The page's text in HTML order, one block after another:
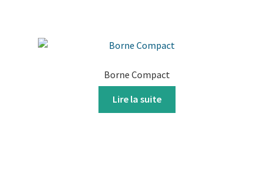
Borne Compact
Lire la suite